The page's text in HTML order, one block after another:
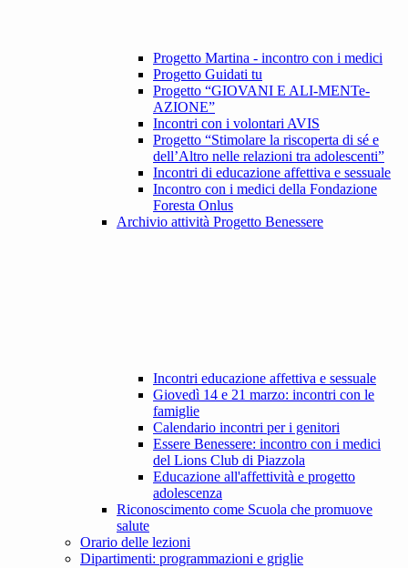
Progetto Martina - incontro con i medici
Progetto Guidati tu
Progetto “GIOVANI E ALI-MENTe-
AZIONE”
Incontri con i volontari AVIS
Progetto “Stimolare la riscoperta di sé e
dell’Altro nelle relazioni tra adolescenti”
Incontri di educazione affettiva e sessuale
Incontro con i medici della Fondazione
Foresta Onlus
Archivio attività Progetto Benessere
Incontri educazione affettiva e sessuale
Giovedì 14 e 21 marzo: incontri con le
famiglie
Calendario incontri per i genitori
Essere Benessere: incontro con i medici
del Lions Club di Piazzola
Educazione all'affettività e progetto
adolescenza
Riconoscimento come Scuola che promuove
salute
Orario delle lezioni
Dipartimenti: programmazioni e griglie